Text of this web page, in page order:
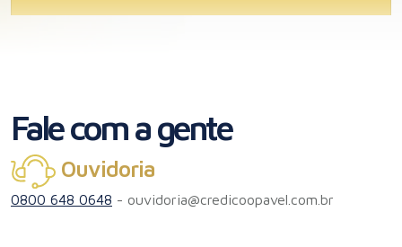
DICAS
Fale com a gente
Ouvidoria
0800 648 0648 - ouvidoria@credicoopavel.com.br